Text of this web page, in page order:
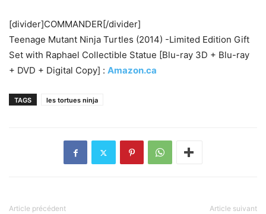
[divider]COMMANDER[/divider]
Teenage Mutant Ninja Turtles (2014) -Limited Edition Gift
Set with Raphael Collectible Statue [Blu-ray 3D + Blu-ray
+ DVD + Digital Copy] : Amazon.ca
TAGS les tortues ninja
Article précédent Article suivant